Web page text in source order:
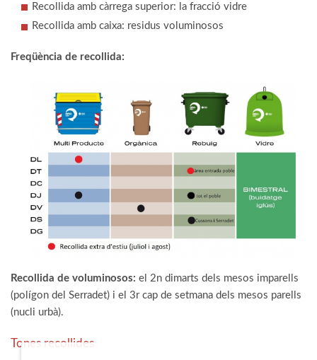
Recollida amb càrrega superior: la fracció vidre
Recollida amb caixa: residus voluminosos
Freqüència de recollida:
Recollida de voluminosos: el 2n dimarts dels mesos imparells
(polígon del Serradet) i el 3r cap de setmana dels mesos parells
(nucli urbà).
Tones recollides